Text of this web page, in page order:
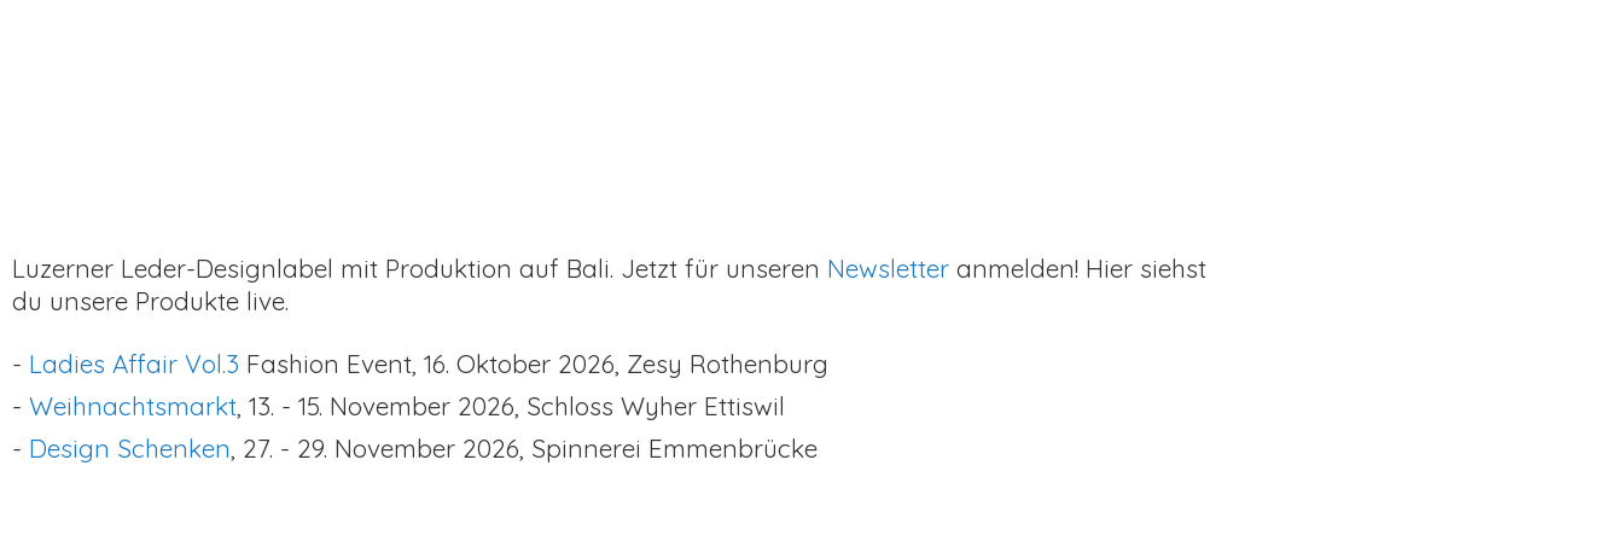
Luzerner Leder-Designlabel mit Produktion auf Bali. Jetzt für unseren Newsletter anmelden! Hier siehst
du unsere Produkte live.
- Ladies Affair Vol.3 Fashion Event, 16. Oktober 2026, Zesy Rothenburg
- Weihnachtsmarkt , 13. - 15. November 2026, Schloss Wyher Ettiswil
- Design Schenken, 27. - 29. November 2026, Spinnerei Emmenbrücke